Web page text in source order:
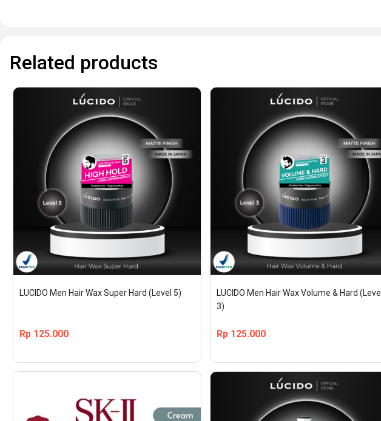
Related products
LUCIDO Men Hair Wax Super Hard (Level 5)
Rp 125.000
LUCIDO Men Hair Wax Volume & Hard (Level
3)
Rp 125.000